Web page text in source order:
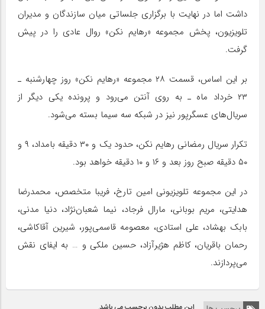
داشت اما در نهایت با برگزاری جلساتی میان سازندگان و مدیران
تلویزیون، پخش مجموعه «رهایم نکن» روال عادی را در پیش
گرفت.
بر این اساس، قسمت ۲۸ مجموعه «رهایم نکن» روز چهارشنبه ـ
۲۳ خرداد ماه ـ به روی آنتن می‌رود و پرونده یکی دیگر از
سریال‌های عسگرپور نیز در شبکه سه سیما بسته می‌شود.
تکرار سریال رمضانی رهایم نکن، حدود یک و ۳۰ دقیقه بامداد، ۹ و
۵۰ دقیقه صبح روز بعد و ۱۶ و ۱۰ دقیقه خواهد بود.
در این مجموعه تلویزیونی امین تارخ، فریبا متخصص، محمدرضا
هدایتی، مریم بوبانی، مارال فرجاد، نیما شعبان‌نژاد، دنیا مدنی،
بابک بهشاد، علی استادی، معصومه قاسمی‌پور، شیرین آقاکاشی،
رحمان باقریان، کاظم هژیرآزاد، حسین ملکی و … به ایفای نقش
می‌پردازند.